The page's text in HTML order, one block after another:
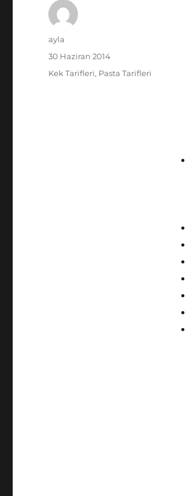
Yazar
ayla
Yayın
tarihi
30 Haziran 2014
Kategoriler
Kek Tarifleri, Pasta Tarifleri